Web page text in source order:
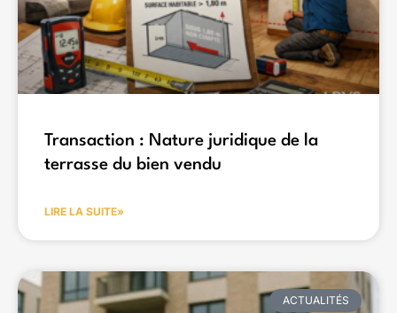
Transaction : Nature juridique de la
terrasse du bien vendu
LIRE LA SUITE»
ACTUALITÉS